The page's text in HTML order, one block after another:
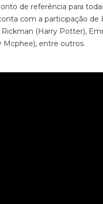
de referência para
com a participação de
Rickman (Harry Potter),
Mcphee), entre outros.